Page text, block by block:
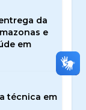
da
e
em
técnica em